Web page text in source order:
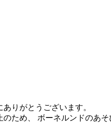
りがとうございます。
ため、 ボーネルンドのあ